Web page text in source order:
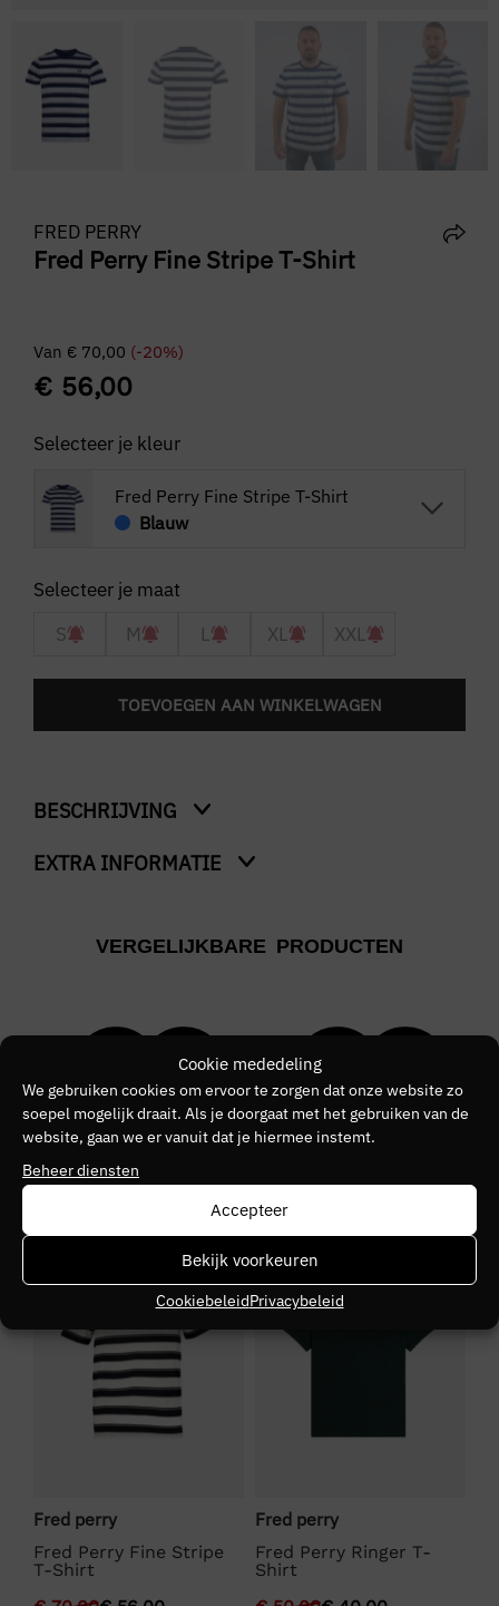
Cookie mededeling
We gebruiken cookies om ervoor te zorgen dat onze website zo
soepel mogelijk draait. Als je doorgaat met het gebruiken van de
website, gaan we er vanuit dat je hiermee instemt.
Beheer diensten
Accepteer
Bekijk voorkeuren
CookiebeleidPrivacybeleid
FRED PERRY
Fred Perry Fine Stripe T-Shirt
Van € 70,00 (-20%)
€ 56,00
Selecteer je kleur
Fred Perry Fine Stripe T-Shirt
Blauw
S M L XL XXL
TOEVOEGEN AAN WINKELWAGEN
BESCHRIJVING
Fine Stripe T-Shirt
EXTRA INFORMATIE
Blauw
FRED PERRY
Kleurnummer
30
Seizoen
VERGELIJKBARE PRODUCTEN
SALE
Fred perry
Fred Perry Fine Stripe
T-Shirt
SALE
Fred perry
Fred Perry Ringer T-
Shirt